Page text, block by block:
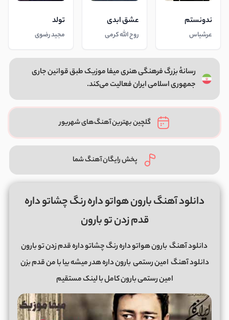
ندونستم
عرشیاس
عشق ابدی
روح الله کرمی
تولد
مجید رضوی
رسانهٔ بزرگ فرهنگی هنری میفا موزیک طبق قوانین جاری
جمهوری اسلامی ایران فعالیت می‌کند.
گلچین بهترین آهنگ‌های شهریور
پخش رایگان آهنگ شما
دانلود آهنگ بارون هواتو داره رنگ چشاتو داره
قدم زدن تو بارون
دانلود آهنگبارون هواتو داره رنگ چشاتو داره قدم زدن تو بارون
دانلود آهنگ امین رستمیبارون داره هدر میشه بیا با من قدم بزن
امین رستمی بارون کامل با لینک مستقیم